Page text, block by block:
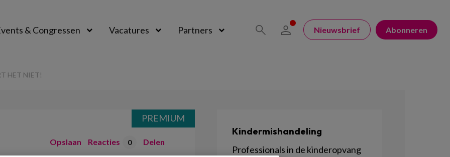
& Congressen Vacatures Partners Nieuwsbrief Abonneren
HET NIET!
Opslaan Reacties 0 Delen
PREMIUM
Kindermishandeling
Professionals in de kinderopvang